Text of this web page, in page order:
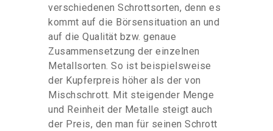
verschiedenen Schrottsorten, denn es
kommt auf die Börsensituation an und
auf die Qualität bzw. genaue
Zusammensetzung der einzelnen
Metallsorten. So ist beispielsweise
der Kupferpreis höher als der von
Mischschrott. Mit steigender Menge
und Reinheit der Metalle steigt auch
der Preis, den man für seinen Schrott